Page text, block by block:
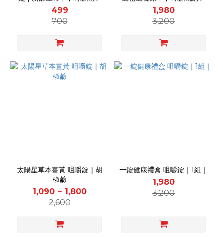
聯賣 |
499
700
賣 |
1,980
3,200
太陽星草本薑黃 咀嚼錠｜胡
椒鹼
1,090 ~ 1,800
2,600
一錠健康禮盒 咀嚼錠｜1組｜
1,980
3,200